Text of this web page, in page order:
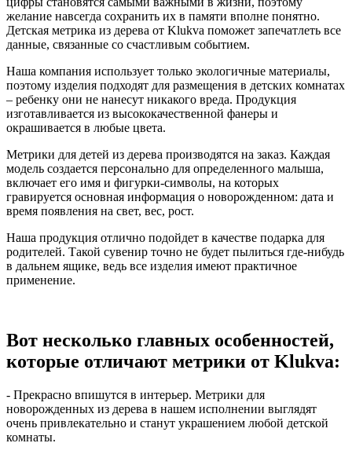
желание навсегда сохранить их в памяти вполне понятно.
Детская метрика из дерева от Klukva поможет запечатлеть все
данные, связанные со счастливым событием.
Наша компания использует только экологичные материалы,
поэтому изделия подходят для размещения в детских комнатах
– ребенку они не нанесут никакого вреда. Продукция
изготавливается из высококачественной фанеры и
окрашивается в любые цвета.
Метрики для детей из дерева производятся на заказ. Каждая
модель создается персонально для определенного малыша,
включает его имя и фигурки-символы, на которых
гравируется основная информация о новорожденном: дата и
время появления на свет, вес, рост.
Наша продукция отлично подойдет в качестве подарка для
родителей. Такой сувенир точно не будет пылиться где-нибудь
в дальнем ящике, ведь все изделия имеют практичное
применение.
Вот несколько главных особенностей,
которые отличают метрики от Klukva:
- Прекрасно впишутся в интерьер. Метрики для
новорожденных из дерева в нашем исполнении выглядят
очень привлекательно и станут украшением любой детской
комнаты.